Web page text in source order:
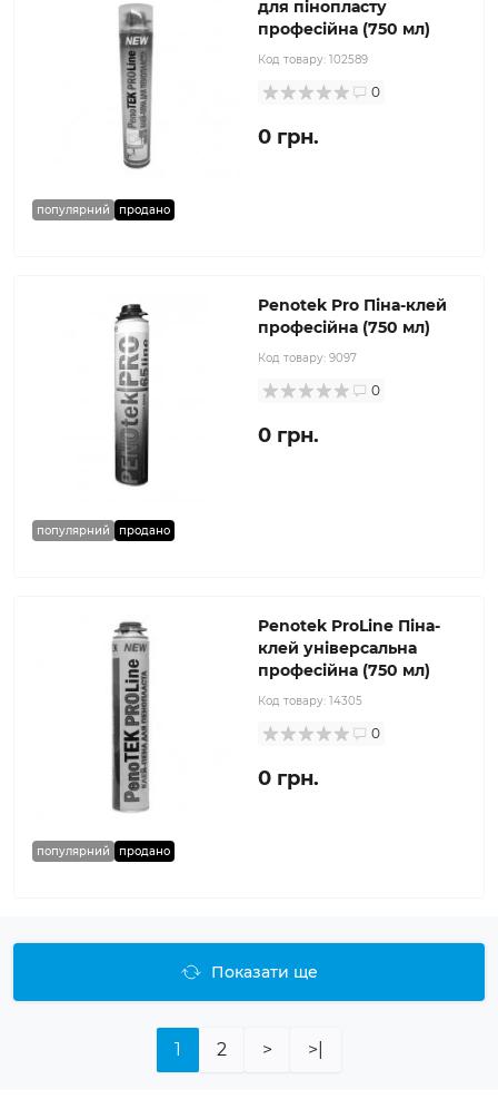
популярний продано
для пінопласту
професійна (750 мл)
Код товару: 102589
0
0 грн.
популярний продано
Penotek Pro Піна-клей
професійна (750 мл)
Код товару: 9097
0
0 грн.
популярний продано
Penotek ProLine Піна-
клей універсальна
професійна (750 мл)
Код товару: 14305
0
0 грн.
Показати ще
1 2 > >|